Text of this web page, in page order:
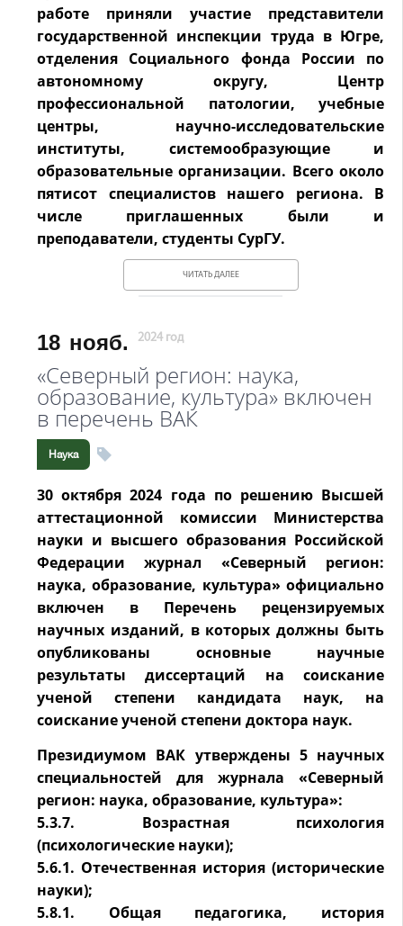
работе приняли участие представители
государственной инспекции труда в Югре,
отделения Социального фонда России по
автономному округу, Центр
профессиональной патологии, учебные
центры, научно-исследовательские
институты, системообразующие и
образовательные организации. Всего около
пятисот специалистов нашего региона. В
числе приглашенных были и
преподаватели, студенты СурГУ.
ЧИТАТЬ ДАЛЕЕ
18 нояб. 2024 год
«Северный регион: наука,
образование, культура» включен
в перечень ВАК
Наука
30 октября 2024 года по решению Высшей
аттестационной комиссии Министерства
науки и высшего образования Российской
Федерации журнал «Северный регион:
наука, образование, культура» официально
включен в Перечень рецензируемых
научных изданий, в которых должны быть
опубликованы основные научные
результаты диссертаций на соискание
ученой степени кандидата наук, на
соискание ученой степени доктора наук.
Президиумом ВАК утверждены 5 научных
специальностей для журнала «Северный
регион: наука, образование, культура»:
5.3.7. Возрастная психология
(психологические науки);
5.6.1. Отечественная история (исторические
науки);
5.8.1. Общая педагогика, история